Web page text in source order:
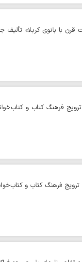
قرن با بانوی کربلا»
ترویج فرهنگ کتاب و
ترویج فرهنگ کتاب و